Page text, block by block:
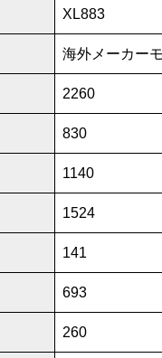
XL883
海外メーカー
2260
830
1140
1524
141
693
260